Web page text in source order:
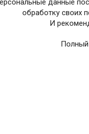
данные
обработку своих
И
Полный